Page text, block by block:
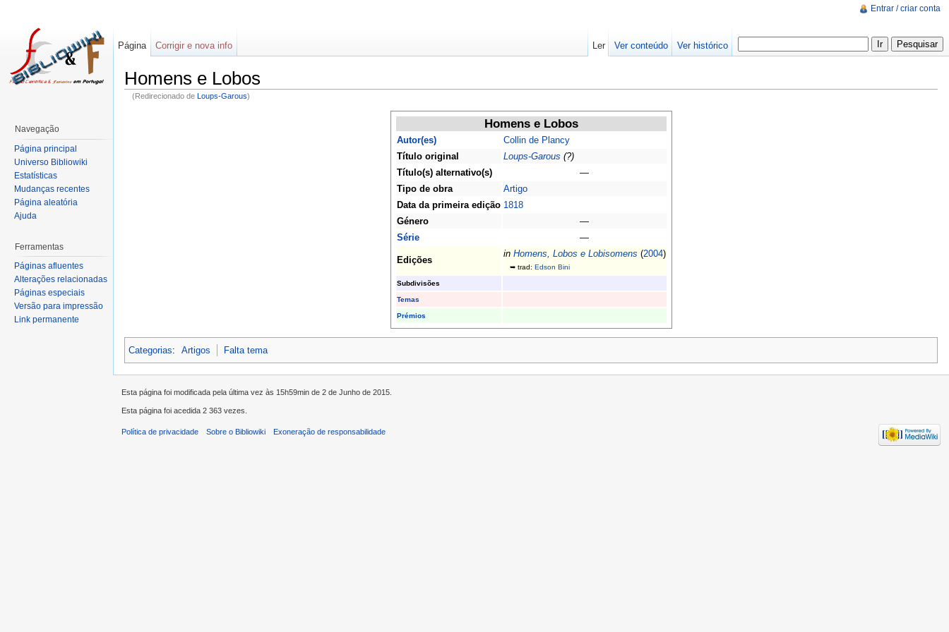
Homens e Lobos
(Redirecionado de Loups-Garous)
Homens e Lobos
Autor(es)
Collin de Plancy
Título original
Loups-Garous (?)
Título(s) alternativo(s)
—
Tipo de obra
Artigo
Data da primeira edição 1818
Género
—
Série
—
Edições
in Homens, Lobos e Lobisomens (2004)
➥ trad: Edson Bini
Subdivisões
Temas
Prémios
Categorias: Artigos Falta tema
Entrar / criar conta
Página Corrigir e nova info Ler Ver conteúdo Ver histórico
Navegação
Página principal
Universo Bibliowiki
Estatísticas
Mudanças recentes
Página aleatória
Ajuda
Ferramentas
Páginas afluentes
Alterações relacionadas
Páginas especiais
Versão para impressão
Link permanente
Esta página foi modificada pela última vez às 15h59min de 2 de Junho de 2015.
Esta página foi acedida 2 363 vezes.
Política de privacidade Sobre o Bibliowiki Exoneração de responsabilidade